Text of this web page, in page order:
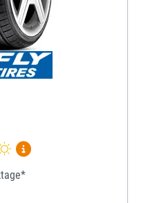
Mehr Informationen zum